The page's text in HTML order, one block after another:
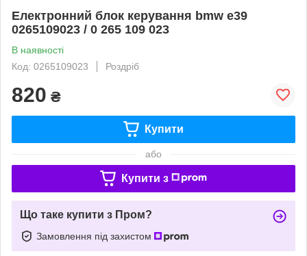
Електронний блок керування bmw e39
0265109023 / 0 265 109 023
В наявності
Код: 0265109023
Роздріб
820 ₴
Купити
або
Купити з
Що таке купити з Пром?
Замовлення під захистом